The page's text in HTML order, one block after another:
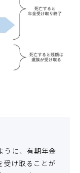
うに、有期年金
受け取ることが